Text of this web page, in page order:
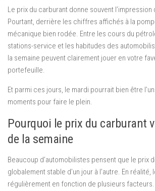
Le prix du carburant donne souvent l’impression
Pourtant, derrière les chiffres affichés à la
mécanique bien rodée. Entre les cours du
stations-service et les habitudes des
la semaine peuvent clairement jouer en votre
portefeuille.
Et parmi ces jours, le mardi pourrait bien être
moments pour faire le plein.
Pourquoi le prix du carburant
de la semaine
Beaucoup d’automobilistes pensent que le prix
globalement stable d’un jour à l’autre. En
régulièrement en fonction de plusieurs facteurs.